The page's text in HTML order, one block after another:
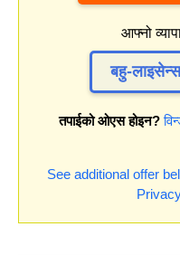
आफ्नो
बहु-
तपाईको ओएस होइन?
See additional offer